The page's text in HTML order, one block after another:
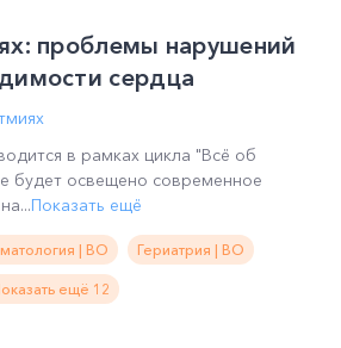
проблемы нарушений
сердца
в рамках цикла "Всё об
будет освещено современное
Показать ещё
| ВО Гериатрия | ВО
ещё 12